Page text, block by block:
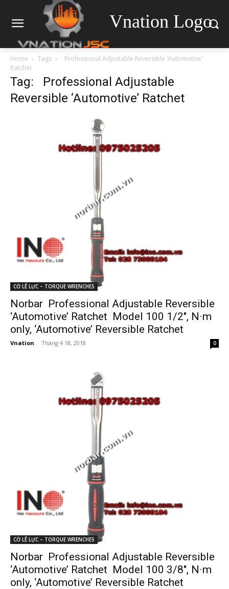
Vnation Logo
Home Tags
Professional Adjustable Reversible ‘Automotive’
Ratchet
Tag: Professional Adjustable
Reversible ‘Automotive’ Ratchet
CỜ LÊ LỰC – TORQUE WRENCHES
Norbar Professional Adjustable Reversible
‘Automotive’ Ratchet Model 100 1/2″, N·m
only, ‘Automotive’ Reversible Ratchet
Vnation - Tháng 4 18, 2018 0
CỜ LÊ LỰC – TORQUE WRENCHES
Norbar Professional Adjustable Reversible
‘Automotive’ Ratchet Model 100 3/8″, N·m
only, ‘Automotive’ Reversible Ratchet